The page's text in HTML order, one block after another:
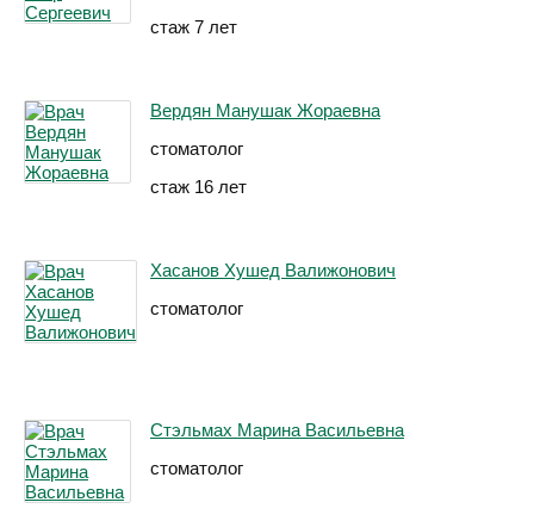
стаж 7 лет
Вердян Манушак Жораевна
стоматолог
стаж 16 лет
Хасанов Хушед Валижонович
стоматолог
Стэльмах Марина Васильевна
стоматолог